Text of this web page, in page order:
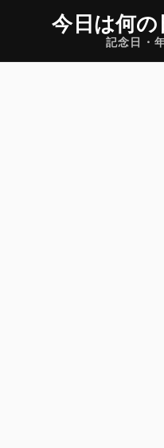
今日は何の
記念日・